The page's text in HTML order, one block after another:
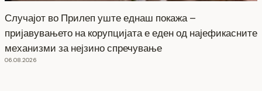
Случајот во Прилеп уште еднаш покажа –
пријавувањето на корупцијата е еден од најефикасните
механизми за нејзино спречување
06.08.2026